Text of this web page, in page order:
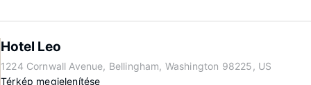
Hotel Leo
1224 Cornwall Avenue, Bellingham, Washington 98225, US
Térkép megjelenítése